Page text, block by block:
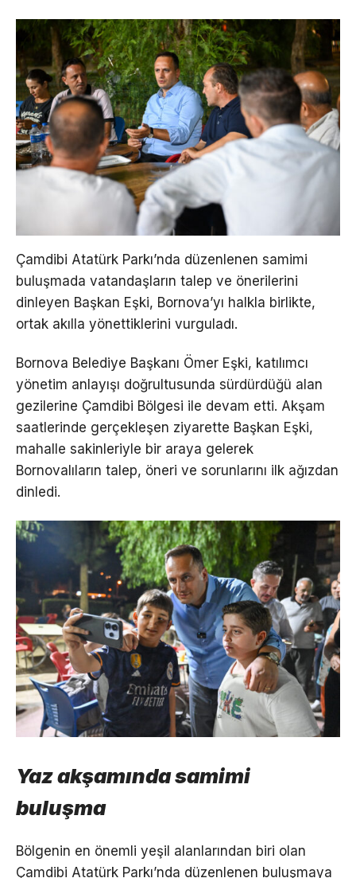
Çamdibi Atatürk Parkı’nda düzenlenen samimi
buluşmada vatandaşların talep ve önerilerini
dinleyen Başkan Eşki, Bornova’yı halkla birlikte,
ortak akılla yönettiklerini vurguladı.
Bornova Belediye Başkanı Ömer Eşki, katılımcı
yönetim anlayışı doğrultusunda sürdürdüğü alan
gezilerine Çamdibi Bölgesi ile devam etti. Akşam
saatlerinde gerçekleşen ziyarette Başkan Eşki,
mahalle sakinleriyle bir araya gelerek
Bornovalıların talep, öneri ve sorunlarını ilk ağızdan
dinledi.
Yaz akşamında samimi
buluşma
Bölgenin en önemli yeşil alanlarından biri olan
Çamdibi Atatürk Parkı’nda düzenlenen buluşmaya